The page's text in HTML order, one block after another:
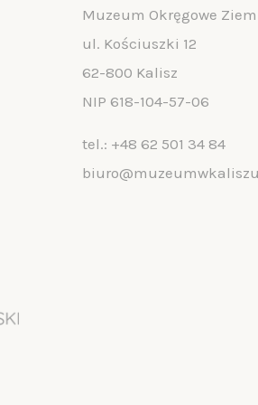
Muzeum Okręgowe
ul. Kościuszki 12
62-800 Kalisz
NIP 618-104-57-06
tel.: +48 62 501 34 84